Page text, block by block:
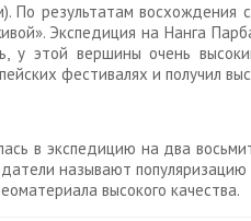
По результатам
Экспедиция на Нанга
у этой вершины очень
фестивалях и получил
в экспедицию на два
называют
высокого качества.